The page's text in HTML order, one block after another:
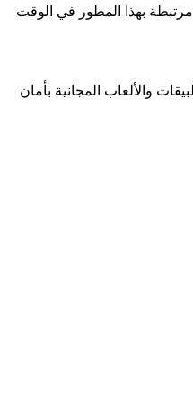
بهذا المطور في الوقت
والألعاب المجانية بأمان